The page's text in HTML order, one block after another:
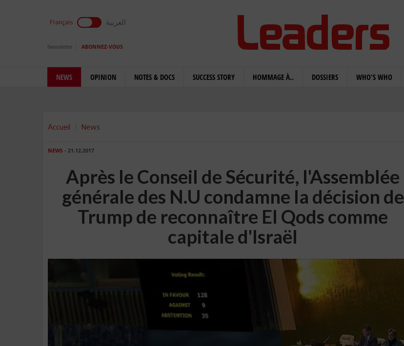
Français العربية
Newsletter ABONNEZ-VOUS
NEWS OPINION NOTES & DOCS SUCCESS STORY HOMMAGE À.. DOSSIERS WHO'S WHO
Accueil News
NEWS - 21.12.2017
Après le Conseil de Sécurité, l'Assemblée
générale des N.U condamne la décision de
Trump de reconnaître El Qods comme
capitale d'Israël